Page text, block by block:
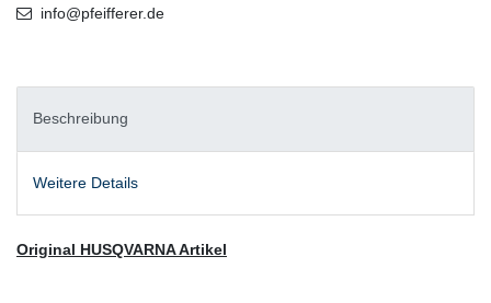
info@pfeifferer.de
Beschreibung
Weitere Details
Original HUSQVARNA Artikel